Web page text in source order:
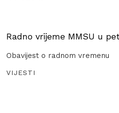
Radno vrijeme MMSU u
Obavijest o radnom vremenu
VIJESTI